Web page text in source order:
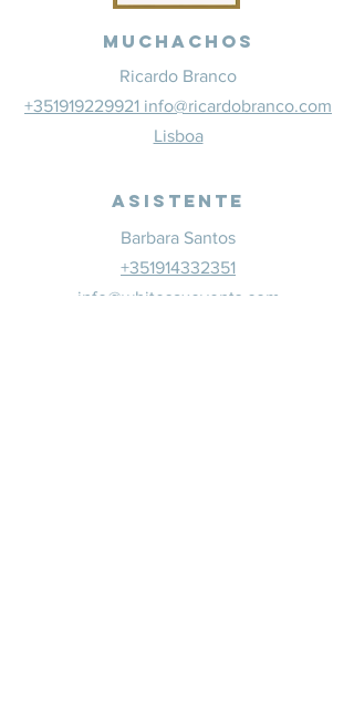
Muchachos
Ricardo Branco
+351919229921 info@ricardobranco.com
Lisboa
Asistente
Barbara Santos
+351914332351
info@whitesaxevents.com